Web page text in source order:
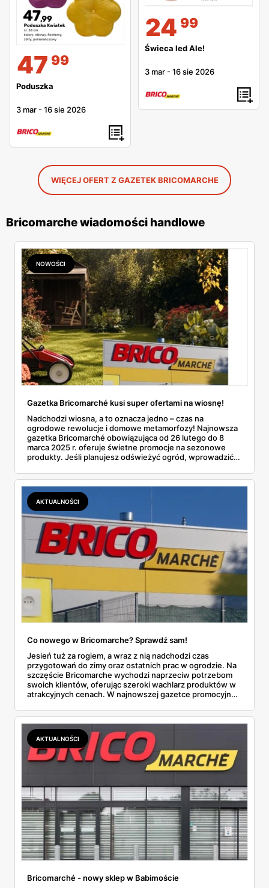
47 99
Poduszka
3 mar -16 sie 2026
24 99
Świeca led Ale!
3 mar -16 sie 2026
WIĘCEJ OFERT Z GAZETEK BRICOMARCHE
Bricomarche wiadomości handlowe
NOWOŚCI
Gazetka Bricomarché kusi super ofertami na wiosnę!
Nadchodzi wiosna, a to oznacza jedno – czas na
ogrodowe rewolucje i domowe metamorfozy! Najnowsza
gazetka Bricomarché obowiązująca od 26 lutego do 8
marca 2025 r. oferuje świetne promocje na sezonowe
produkty. Jeśli planujesz odświeżyć ogród, wprowadzić
tu wszystko w rewelacyjnych cenach!
AKTUALNOŚCI
Co nowego w Bricomarche? Sprawdź sam!
Jesień tuż za rogiem, a wraz z nią nadchodzi czas
przygotowań do zimy oraz ostatnich prac w ogrodzie. Na
szczęście Bricomarche wychodzi naprzeciw potrzebom
swoich klientów, oferując szeroki wachlarz produktów w
atrakcyjnych cenach. W najnowszej gazetce promocyjnej,
znajdziemy zarówno narzędzia i materiały budowlane, jak i
artykuły ogrodnicze, a nawet produkty dla zwierząt.
Przyjrzyjmy się bliżej, co tym razem przygotował dla nas
Bricomarche.
AKTUALNOŚCI
Bricomarché - nowy sklep w Babimoście